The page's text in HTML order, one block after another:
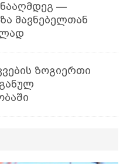
—
მავნებელთან
ზოგიერთი